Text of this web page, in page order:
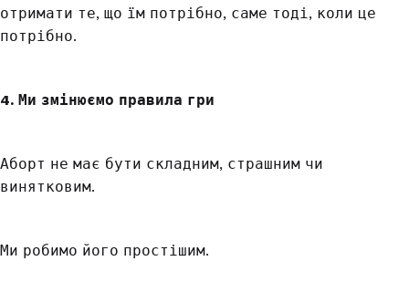
отримати те, що їм потрібно, саме тоді, коли це
потрібно.
4. Ми змінюємо правила гри
Аборт не має бути складним, страшним чи
винятковим.
Ми робимо його простішим.